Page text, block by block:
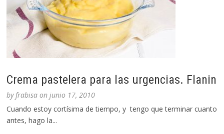
Crema pastelera para las urgencias. Flanin
byfrabisa onjunio 17, 2010
Cuando estoy cortísima de tiempo, y tengo que terminar cuanto
antes, hago la...